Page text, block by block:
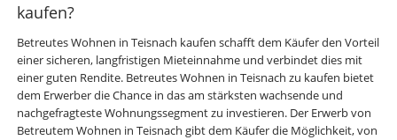
kaufen?
Betreutes Wohnen in Teisnach kaufen schafft dem Käufer den Vorteil
einer sicheren, langfristigen Mieteinnahme und verbindet dies mit
einer guten Rendite. Betreutes Wohnen in Teisnach zu kaufen bietet
dem Erwerber die Chance in das am stärksten wachsende und
nachgefragteste Wohnungssegment zu investieren. Der Erwerb von
Betreutem Wohnen in Teisnach gibt dem Käufer die Möglichkeit, von